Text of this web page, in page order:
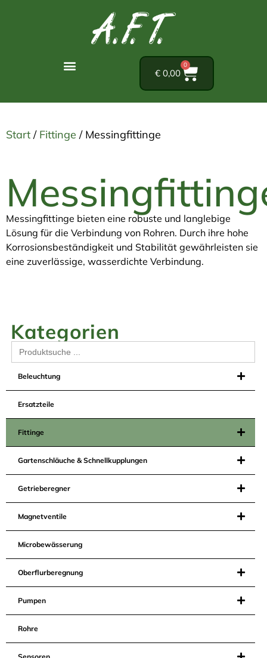
€ 0,00
0
Start / Fittinge / Messingfittinge
Messingfittinge bieten eine robuste und langlebige
Lösung für die Verbindung von Rohren. Durch ihre hohe
Korrosionsbeständigkeit und Stabilität gewährleisten sie
eine zuverlässige, wasserdichte Verbindung.
Kategorien
Search
for:
Beleuchtung
Ersatzteile
Fittinge
Gartenschläuche & Schnellkupplungen
Getrieberegner
Magnetventile
Microbewässerung
Oberflurberegnung
Pumpen
Rohre